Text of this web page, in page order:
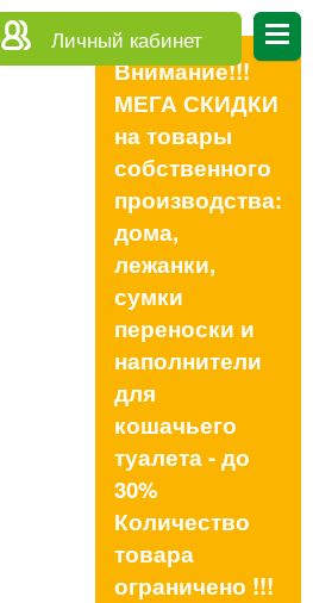
Личный кабинет
Внимание!!!
МЕГА СКИДКИ
на товары
собственного
производства:
дома,
лежанки,
сумки
переноски и
наполнители
для
кошачьего
туалета - до
30%
Количество
товара
ограничено !!!